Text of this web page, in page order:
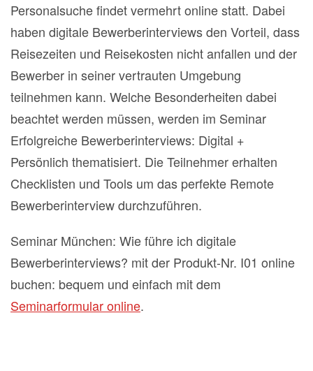
Personalsuche findet vermehrt online statt. Dabei
haben digitale Bewerberinterviews den Vorteil, dass
Reisezeiten und Reisekosten nicht anfallen und der
Bewerber in seiner vertrauten Umgebung
teilnehmen kann. Welche Besonderheiten dabei
beachtet werden müssen, werden im Seminar
Erfolgreiche Bewerberinterviews: Digital +
Persönlich thematisiert. Die Teilnehmer erhalten
Checklisten und Tools um das perfekte Remote
Bewerberinterview durchzuführen.
Seminar München: Wie führe ich digitale
Bewerberinterviews? mit der Produkt-Nr. I01 online
buchen: bequem und einfach mit dem
Seminarformular online.